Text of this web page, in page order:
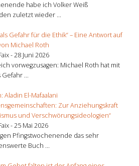
habe ich Volker Weiß
zuletzt wieder ...
Gefahr für die Ethik“ – Eine Antwort auf
Michael Roth
-28 Juni 2026
vorwegzusagen: Michael Roth hat mit
...
Aladin El-Mafaalani
Zur Anziehungskraft
und Verschwörungsideologien“
-25 Mai 2026
Pfingstwochenende das sehr
Buch ...